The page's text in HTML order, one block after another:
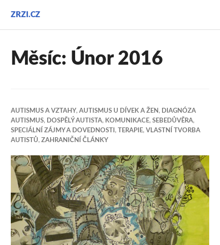
obsahu
ZRZI.CZ
Měsíc: Únor 2016
AUTISMUS A VZTAHY,AUTISMUS U DÍVEK A ŽEN , DIAGNÓZA
AUTISMUS, DOSPĚLÝ AUTISTA, KOMUNIKACE,SEBEDŮVĚRA,
SPECIÁLNÍ ZÁJMY A DOVEDNOSTI ,TERAPIE,VLASTNÍ TVORBA
AUTISTŮ,ZAHRANIČNÍ ČLÁNKY